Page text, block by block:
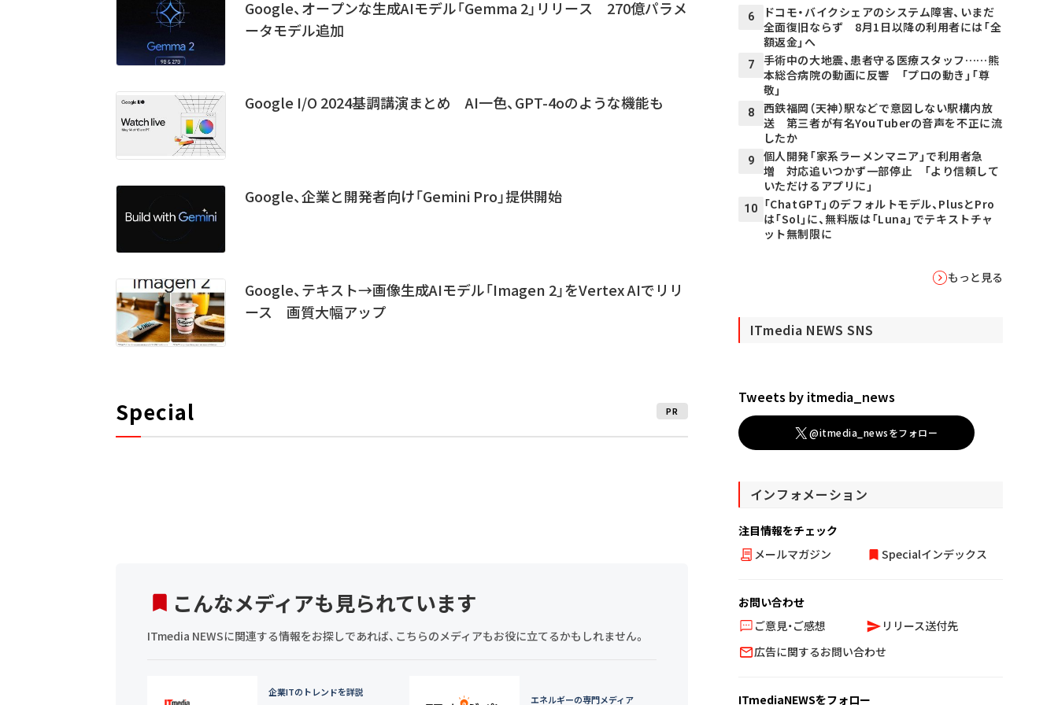
Google、オープンな生成AIモデル「Gemma 2」リリース 270億パラメ
ータモデル追加
Google I/O 2024基調講演まとめ AI一色、GPT-4oのような機能も
Google、企業と開発者向け「Gemini Pro」提供開始
Google、テキスト→画像生成AIモデル「Imagen 2」をVertex AIでリリ
ース 画質大幅アップ
Special PR
こんなメディアも見られています
ITmedia NEWSに関連する情報をお探しであれば、こちらのメディアもお役に立てるかもしれません。
企業ITのトレンドを詳説
エネルギーの専門メディア
6
ドコモ・バイクシェアのシステム障害、いまだ
全面復旧ならず 8月1日以降の利用者には「全
額返金」へ
7
手術中の大地震、患者守る医療スタッフ……熊
本総合病院の動画に反響 「プロの動き」「尊
敬」
8
西鉄福岡（天神）駅などで意図しない駅構内放
送 第三者が有名YouTuberの音声を不正に流
したか
9
個人開発「家系ラーメンマニア」で利用者急
増 対応追いつかず一部停止 「より信頼して
いただけるアプリに」
10
「ChatGPT」のデフォルトモデル、PlusとPro
は「Sol」に、無料版は「Luna」でテキストチャ
ット無制限に
もっと見る
ITmedia NEWS SNS
Tweets by itmedia_news
@itmedia_newsをフォロー
インフォメーション
注目情報をチェック
メールマガジン
Specialインデックス
お問い合わせ
ご意見・ご感想
リリース送付先
広告に関するお問い合わせ
ITmediaNEWSをフォロー